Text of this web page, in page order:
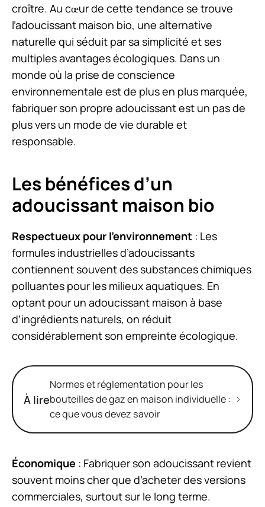
croître. Au cœur de cette tendance se trouve
l’adoucissant maison bio, une alternative
naturelle qui séduit par sa simplicité et ses
multiples avantages écologiques. Dans un
monde où la prise de conscience
environnementale est de plus en plus marquée,
fabriquer son propre adoucissant est un pas de
plus vers un mode de vie durable et
responsable.
Les bénéfices d’un
adoucissant maison bio
Respectueux pour l’environnement : Les
formules industrielles d’adoucissants
contiennent souvent des substances chimiques
polluantes pour les milieux aquatiques. En
optant pour un adoucissant maison à base
d’ingrédients naturels, on réduit
considérablement son empreinte écologique.
À lire
Normes et réglementation pour les
bouteilles de gaz en maison individuelle :
ce que vous devez savoir
Économique : Fabriquer son adoucissant revient
souvent moins cher que d’acheter des versions
commerciales, surtout sur le long terme.